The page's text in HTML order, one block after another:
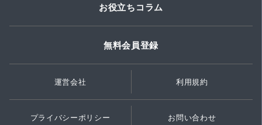
お役立ちコラム
無料会員登録
運営会社 利用規約
プライバシーポリシー お問い合わせ